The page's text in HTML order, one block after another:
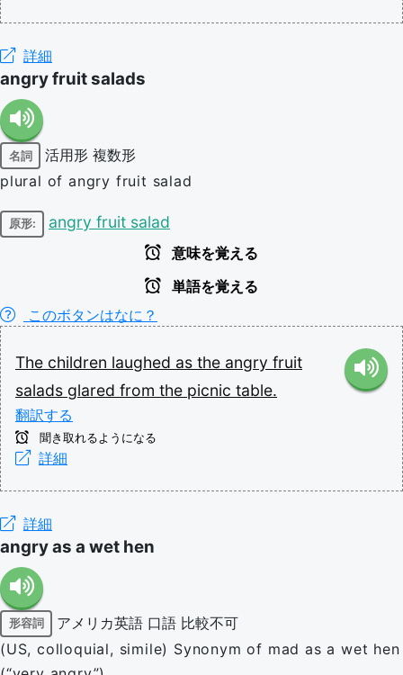
詳細
angry fruit salads
名詞 活用形 複数形
plural of angry fruit salad
原形: angry fruit salad
意味を覚える
単語を覚える
このボタンはなに？
The children laughed as the angry fruit
salads glared from the picnic table.
翻訳する
聞き取れるようになる
詳細
詳細
angry as a wet hen
形容詞 アメリカ英語 口語 比較不可
(US, colloquial, simile) Synonym of mad as a wet hen